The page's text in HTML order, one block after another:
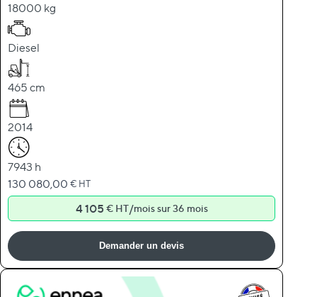
18000 kg
Diesel
465 cm
2014
7943 h
130 080,00 € HT
4 105 € HT/mois sur 36 mois
Demander un devis